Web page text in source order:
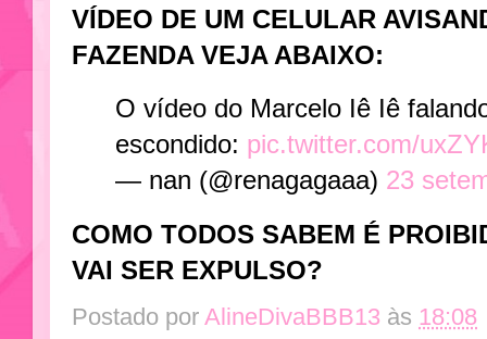
VÍDEO DE UM CELULAR
FAZENDA VEJA ABAIXO:
O vídeo do Marcelo Iê Iê
escondido: pic.twitter.com/
— nan (@renagagaaa) 23
COMO TODOS SABEM É
VAI SER EXPULSO?
Postado por AlineDivaBBB13 às 18:08